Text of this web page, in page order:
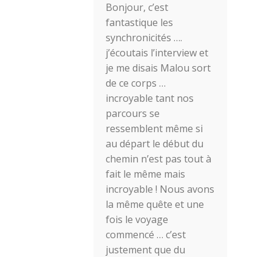
Bonjour, c’est
fantastique les
synchronicités ….
j’écoutais l’interview et
je me disais Malou sort
de ce corps …
incroyable tant nos
parcours se
ressemblent même si
au départ le début du
chemin n’est pas tout à
fait le même mais
incroyable ! Nous avons
la même quête et une
fois le voyage
commencé … c’est
justement que du